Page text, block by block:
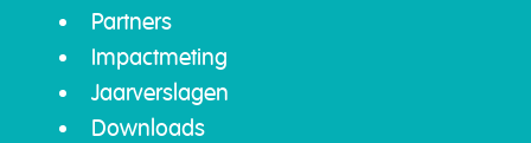
Partners
Impactmeting
Jaarverslagen
Downloads